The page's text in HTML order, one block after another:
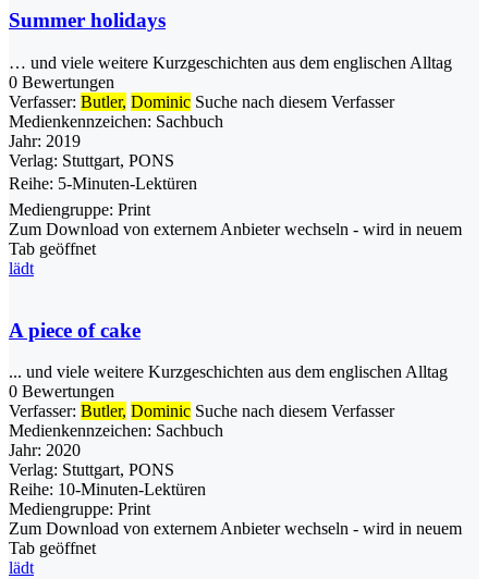
Summer holidays
… und viele weitere Kurzgeschichten aus dem englischen Alltag
0 Bewertungen
Verfasser: Butler, Dominic Suche nach diesem Verfasser
Medienkennzeichen: Sachbuch
Jahr: 2019
Verlag: Stuttgart, PONS
Reihe: 5-Minuten-Lektüren
Mediengruppe: Print
Zum Download von externem Anbieter wechseln - wird in neuem
Tab geöffnet
lädt
A piece of cake
... und viele weitere Kurzgeschichten aus dem englischen Alltag
0 Bewertungen
Verfasser: Butler, Dominic Suche nach diesem Verfasser
Medienkennzeichen: Sachbuch
Jahr: 2020
Verlag: Stuttgart, PONS
Reihe: 10-Minuten-Lektüren
Mediengruppe: Print
Zum Download von externem Anbieter wechseln - wird in neuem
Tab geöffnet
lädt